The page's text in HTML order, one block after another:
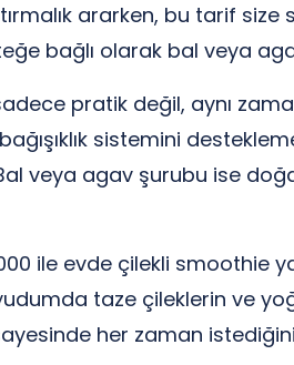
ararken, bu tarif
bağlı olarak bal veya
pratik değil, aynı
sistemini
veya agav şurubu ise
ile evde çilekli smoothie
taze çileklerin ve
her zaman